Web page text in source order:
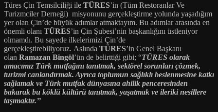
Türes Çin Temsilciliği ile TÜRES’in (Tüm Restoranlar Ve
Turizmciler Derneği) misyonunu gerçekleştirme yolunda yaşadığım
yer olan Çin’de büyük adımlar atmaktayım. Bu adımlar arasında en
önemli olanı TÜRES’in Çin Şubesi’nin başkanlığını üstleniyor
olmamdı. Bu sayede ilkelerimizi Çin’de
gerçekleştirebiliyoruz. Aslında TÜRES’in Genel Başkanı
olan Ramazan Bingöl’ün de belirttiği gibi; “TÜRES olarak
amacımız Türk mutfağını tanıtmak, sektörel sorunları çözmek,
turizmi canlandırmak. Ayrıca toplumun sağlıklı beslenmesine katkı
sağlamak ve Türk mutfak dünyasına ahilik penceresinden
bakarak bu köklü kültürü tanıtmak, yaşatmak ve ileriki nesillere
taşımaktır.’’